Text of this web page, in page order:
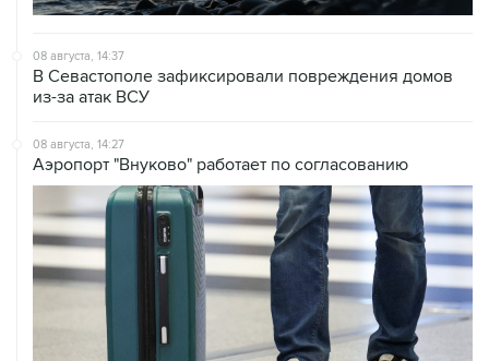
08 августа, 14:37
В Севастополе зафиксировали повреждения домов
из-за атак ВСУ
08 августа, 14:27
Аэропорт "Внуково" работает по согласованию